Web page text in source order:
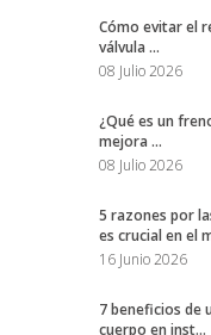
Cómo evitar el
válvula ...
08 Julio 2026
¿Qué es un
mejora ...
08 Julio 2026
5 razones por
es crucial en el
16 Junio 2026
7 beneficios de
cuerpo en inst...